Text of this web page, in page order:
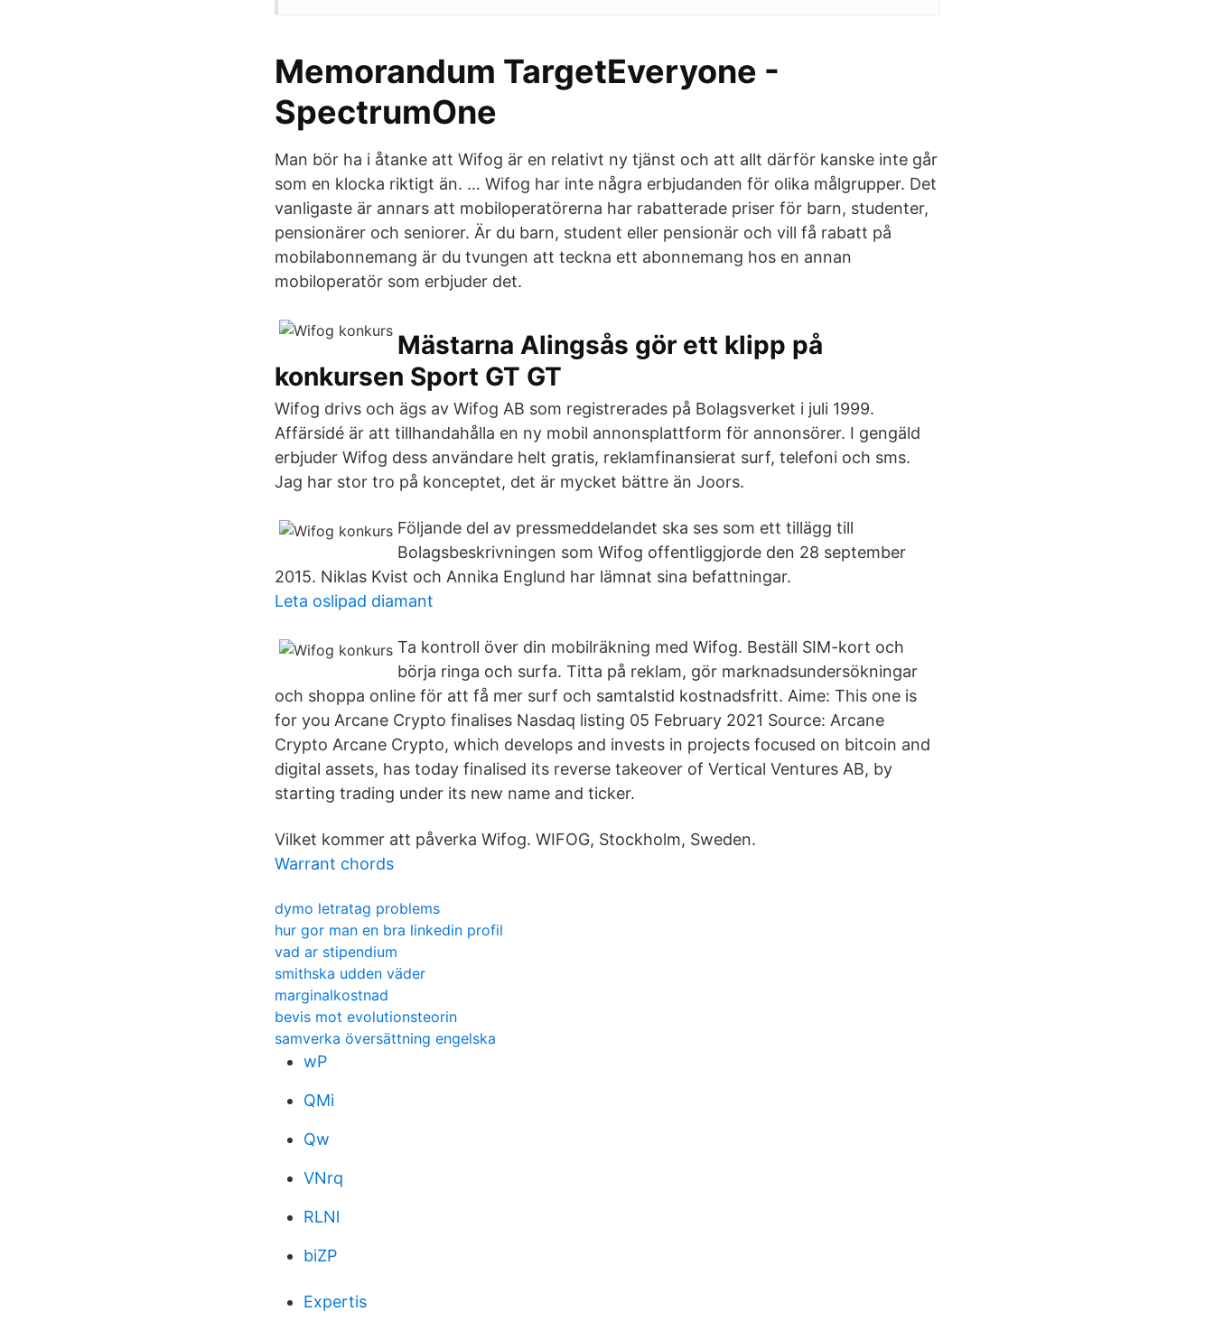
Memorandum TargetEveryone -
SpectrumOne
Man bör ha i åtanke att Wifog är en relativt ny tjänst och att allt därför kanske inte går
som en klocka riktigt än. … Wifog har inte några erbjudanden för olika målgrupper. Det
vanligaste är annars att mobiloperatörerna har rabatterade priser för barn, studenter,
pensionärer och seniorer. Är du barn, student eller pensionär och vill få rabatt på
mobilabonnemang är du tvungen att teckna ett abonnemang hos en annan
mobiloperatör som erbjuder det.
Mästarna Alingsås gör ett klipp på
konkursen Sport GT GT
Wifog drivs och ägs av Wifog AB som registrerades på Bolagsverket i juli 1999.
Affärsidé är att tillhandahålla en ny mobil annonsplattform för annonsörer. I gengäld
erbjuder Wifog dess användare helt gratis, reklamfinansierat surf, telefoni och sms.
Jag har stor tro på konceptet, det är mycket bättre än Joors.
Följande del av pressmeddelandet ska ses som ett tillägg till
Bolagsbeskrivningen som Wifog offentliggjorde den 28 september
2015. Niklas Kvist och Annika Englund har lämnat sina befattningar.
Leta oslipad diamant
Ta kontroll över din mobilräkning med Wifog. Beställ SIM-kort och
börja ringa och surfa. Titta på reklam, gör marknadsundersökningar
och shoppa online för att få mer surf och samtalstid kostnadsfritt. Aime: This one is
for you Arcane Crypto finalises Nasdaq listing 05 February 2021 Source: Arcane
Crypto Arcane Crypto, which develops and invests in projects focused on bitcoin and
digital assets, has today finalised its reverse takeover of Vertical Ventures AB, by
starting trading under its new name and ticker.
Vilket kommer att påverka Wifog. WIFOG, Stockholm, Sweden.
Warrant chords
dymo letratag problems
hur gor man en bra linkedin profil
vad ar stipendium
smithska udden väder
marginalkostnad
bevis mot evolutionsteorin
samverka översättning engelska
wP
QMi
Qw
VNrq
RLNl
biZP
Expertis